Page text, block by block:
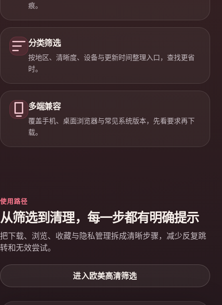
痕。
分类筛选
按地区、清晰度、设备与更新时间整理入口，查找更省
时。
多端兼容
覆盖手机、桌面浏览器与常见系统版本，先看要求再下
载。
使用路径
从筛选到清理，每一步都有明确提示
把下载、浏览、收藏与隐私管理拆成清晰步骤，减少反复跳
转和无效尝试。
进入欧美高清筛选